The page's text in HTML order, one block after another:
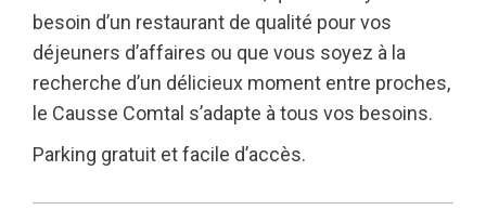
besoin d’un restaurant de qualité pour vos
déjeuners d’affaires ou que vous soyez à la
recherche d’un délicieux moment entre proches,
le Causse Comtal s’adapte à tous vos besoins.
Parking gratuit et facile d’accès.